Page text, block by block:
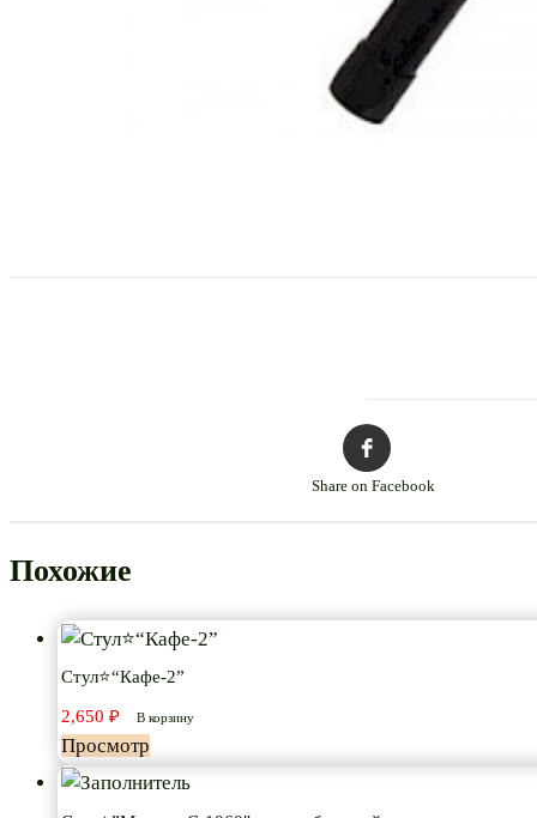
Share on Facebook
Похожие
Стул⭐“Кафе-2”
2,650 ₽ В корзину
Просмотр